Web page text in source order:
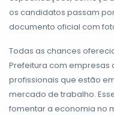
os candidatos passam
documento oficial com
Todas as chances
Prefeitura com empresas
profissionais que estão
mercado de trabalho.
fomentar a economia no